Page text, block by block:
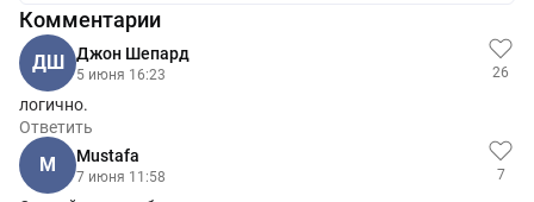
Комментарии
ДШ Джон Шепард
5 июня 16:23 26
логично.
Ответить
M Mustafa
7 июня 11:58 7